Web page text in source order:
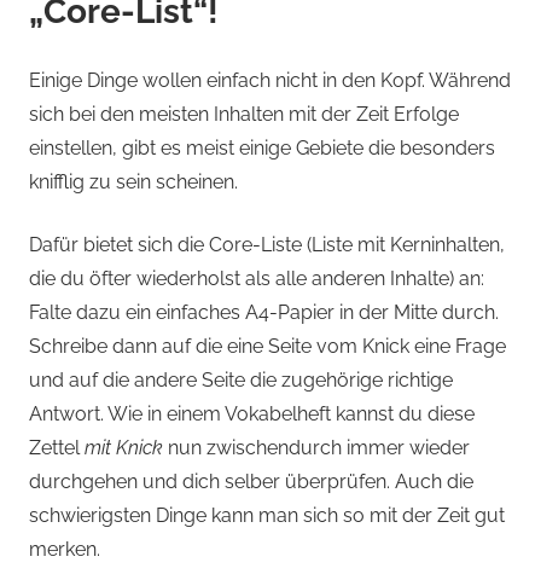
„Core-List“!
Einige Dinge wollen einfach nicht in den Kopf. Während
sich bei den meisten Inhalten mit der Zeit Erfolge
einstellen, gibt es meist einige Gebiete die besonders
knifflig zu sein scheinen.
Dafür bietet sich die Core-Liste (Liste mit Kerninhalten,
die du öfter wiederholst als alle anderen Inhalte) an:
Falte dazu ein einfaches A4-Papier in der Mitte durch.
Schreibe dann auf die eine Seite vom Knick eine Frage
und auf die andere Seite die zugehörige richtige
Antwort. Wie in einem Vokabelheft kannst du diese
Zettelmit Knick nun zwischendurch immer wieder
durchgehen und dich selber überprüfen. Auch die
schwierigsten Dinge kann man sich so mit der Zeit gut
merken.